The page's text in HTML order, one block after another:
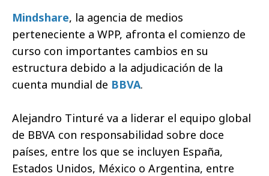
Mindshare, la agencia de medios
perteneciente a WPP, afronta el comienzo de
curso con importantes cambios en su
estructura debido a la adjudicación de la
cuenta mundial de BBVA.
Alejandro Tinturé va a liderar el equipo global
de BBVA con responsabilidad sobre doce
países, entre los que se incluyen España,
Estados Unidos, México o Argentina, entre